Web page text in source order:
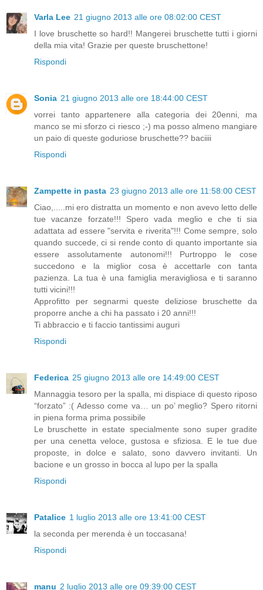
Varla Lee 21 giugno 2013 alle ore 08:02:00 CEST
I love bruschette so hard!! Mangerei bruschette tutti i giorni
della mia vita! Grazie per queste bruschettone!
Rispondi
Sonia 21 giugno 2013 alle ore 18:44:00 CEST
vorrei tanto appartenere alla categoria dei 20enni, ma
manco se mi sforzo ci riesco ;-) ma posso almeno mangiare
un paio di queste goduriose bruschette?? baciiii
Rispondi
Zampette in pasta 23 giugno 2013 alle ore 11:58:00 CEST
Ciao,.....mi ero distratta un momento e non avevo letto delle
tue vacanze forzate!!! Spero vada meglio e che ti sia
adattata ad essere "servita e riverita"!!! Come sempre, solo
quando succede, ci si rende conto di quanto importante sia
essere assolutamente autonomi!!! Purtroppo le cose
succedono e la miglior cosa è accettarle con tanta
pazienza. La tua è una famiglia meravigliosa e ti saranno
tutti vicini!!!
Approfitto per segnarmi queste deliziose bruschette da
proporre anche a chi ha passato i 20 anni!!!
Ti abbraccio e ti faccio tantissimi auguri
Rispondi
Federica 25 giugno 2013 alle ore 14:49:00 CEST
Mannaggia tesoro per la spalla, mi dispiace di questo riposo
“forzato” :( Adesso come va… un po’ meglio? Spero ritorni
in piena forma prima possibile
Le bruschette in estate specialmente sono super gradite
per una cenetta veloce, gustosa e sfiziosa. E le tue due
proposte, in dolce e salato, sono davvero invitanti. Un
bacione e un grosso in bocca al lupo per la spalla
Rispondi
Patalice 1 luglio 2013 alle ore 13:41:00 CEST
la seconda per merenda è un toccasana!
Rispondi
manu 2 luglio 2013 alle ore 09:39:00 CEST